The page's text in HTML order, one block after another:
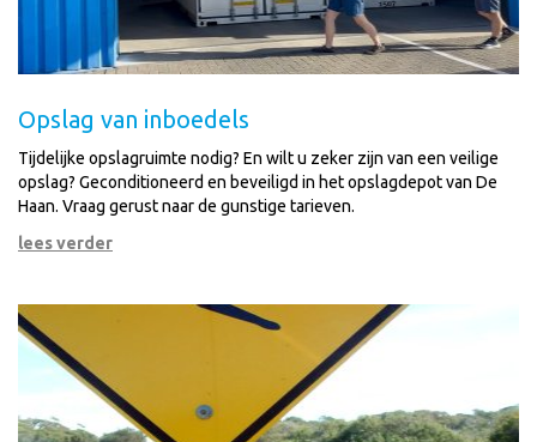
Opslag van inboedels
Tijdelijke opslagruimte nodig? En wilt u zeker zijn van een veilige
opslag? Geconditioneerd en beveiligd in het opslagdepot van De
Haan. Vraag gerust naar de gunstige tarieven.
lees verder